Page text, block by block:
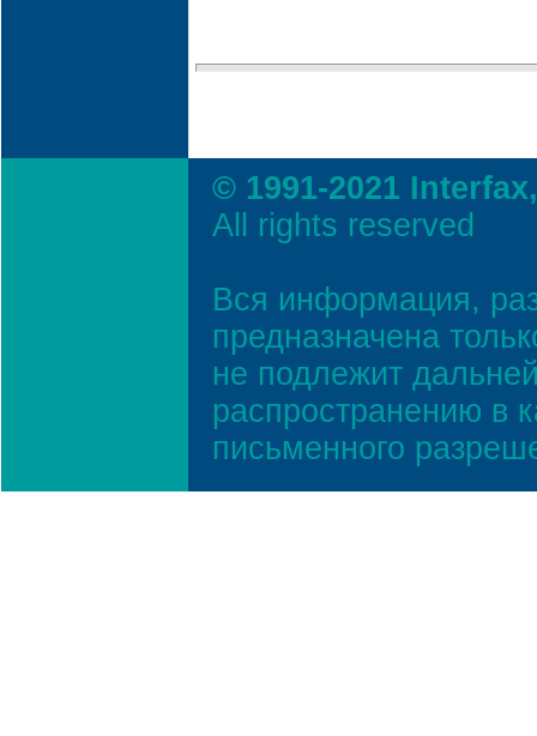
© 1991-2021
All rights reserved
Вся информация,
предназначена
не подлежит
распространению в
письменного